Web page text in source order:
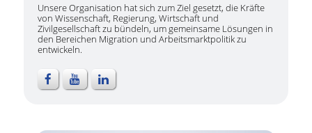
Unsere Organisation hat sich zum Ziel gesetzt, die Kräfte
von Wissenschaft, Regierung, Wirtschaft und
Zivilgesellschaft zu bündeln, um gemeinsame Lösungen in
den Bereichen Migration und Arbeitsmarktpolitik zu
entwickeln.